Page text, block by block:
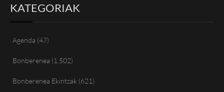
KATEGORIAK
Agenda (47)
Bonberenea (1.502)
Bonberenea Ekintzak (621)